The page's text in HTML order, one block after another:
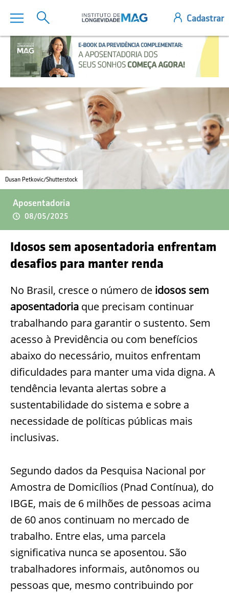
Dusan Petkovic/Shutterstock
Aposentadoria
08/05/2025
Idosos sem aposentadoria enfrentam
desafios para manter renda
No Brasil, cresce o número de idosos sem
aposentadoria que precisam continuar
trabalhando para garantir o sustento. Sem
acesso à Previdência ou com benefícios
abaixo do necessário, muitos enfrentam
dificuldades para manter uma vida digna. A
tendência levanta alertas sobre a
sustentabilidade do sistema e sobre a
necessidade de políticas públicas mais
inclusivas.
Segundo dados da Pesquisa Nacional por
Amostra de Domicílios (Pnad Contínua), do
IBGE, mais de 6 milhões de pessoas acima
de 60 anos continuam no mercado de
trabalho. Entre elas, uma parcela
significativa nunca se aposentou. São
trabalhadores informais, autônomos ou
pessoas que, mesmo contribuindo por